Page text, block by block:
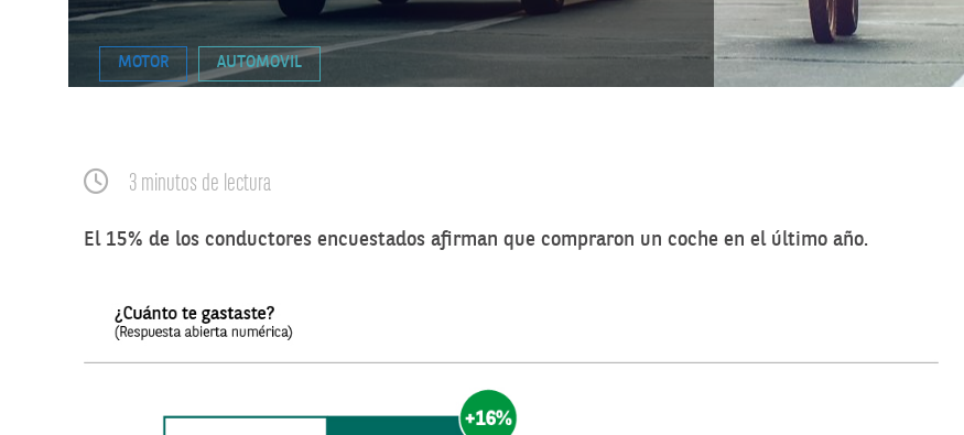
MOTOR AUTOMOVIL
3 minutos de lectura
El 15% de los conductores encuestados afirman que compraron un coche en el último año.